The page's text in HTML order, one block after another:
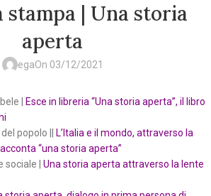
stampa | Una storia
aperta
egaOn 03/12/2021
|
Esce in libreria “Una storia aperta”, il libro
popolo ||
L’Italia e il mondo, attraverso la
“una storia aperta”
| Una storia aperta attraverso la lente